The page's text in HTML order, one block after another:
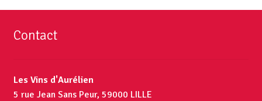
Contact
Les Vins d'Aurélien
5 rue Jean Sans Peur, 59000 LILLE